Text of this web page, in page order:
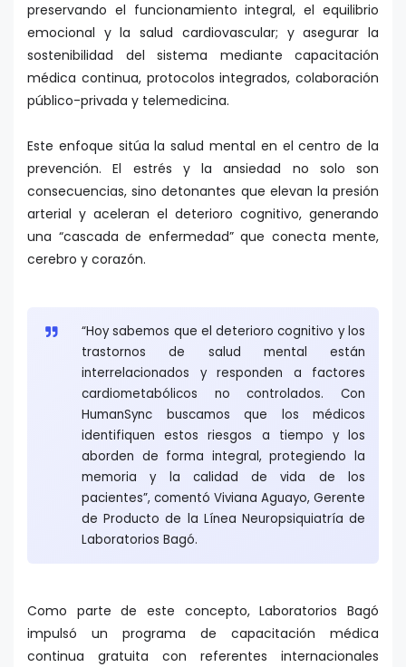
preservando el funcionamiento integral, el equilibrio
emocional y la salud cardiovascular; y asegurar la
sostenibilidad del sistema mediante capacitación
médica continua, protocolos integrados, colaboración
público-privada y telemedicina.
Este enfoque sitúa la salud mental en el centro de la
prevención. El estrés y la ansiedad no solo son
consecuencias, sino detonantes que elevan la presión
arterial y aceleran el deterioro cognitivo, generando
una “cascada de enfermedad” que conecta mente,
cerebro y corazón.
“Hoy sabemos que el deterioro cognitivo y los
trastornos de salud mental están
interrelacionados y responden a factores
cardiometabólicos no controlados. Con
HumanSync buscamos que los médicos
identifiquen estos riesgos a tiempo y los
aborden de forma integral, protegiendo la
memoria y la calidad de vida de los
pacientes”, comentó Viviana Aguayo, Gerente
de Producto de la Línea Neuropsiquiatría de
Laboratorios Bagó.
Como parte de este concepto, Laboratorios Bagó
impulsó un programa de capacitación médica
continua gratuita con referentes internacionales